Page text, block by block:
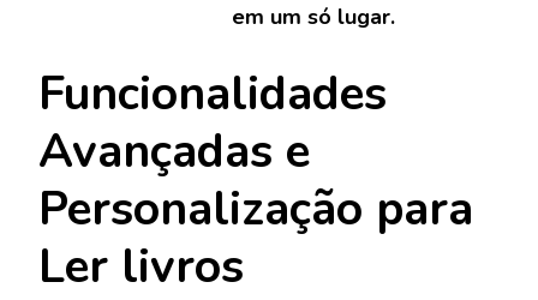
em um só lugar.
Funcionalidades
Avançadas e
Personalização para
Ler livros